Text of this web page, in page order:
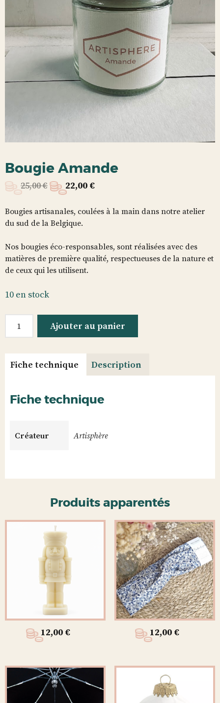
Bougie Amande
25,00€ 22,00 €
Bougies artisanales, coulées à la main dans notre atelier
du sud de la Belgique.
Nos bougies éco-responsables, sont réalisées avec des
matières de première qualité, respectueuses de la nature et
de ceux qui les utilisent.
10 en stock
Amande
Ajouter au panier
Fiche technique Description
Fiche technique
Créateur Artisphère
Produits apparentés
12,00 € 12,00 €